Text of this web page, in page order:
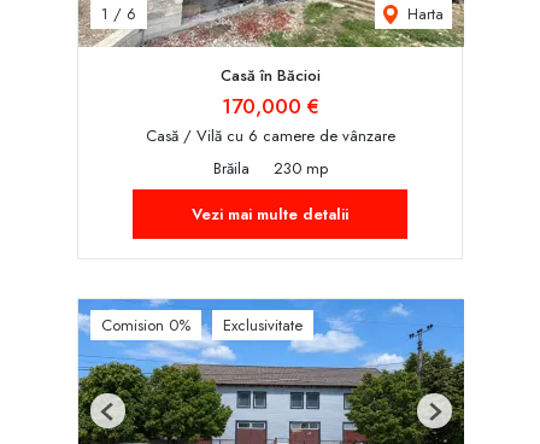
1 / 6 Harta
Casă în Băcioi
170,000 €
Casă / Vilă cu 6 camere de vânzare
Brăila
230 mp
Vezi mai multe detalii
Comision 0% Exclusivitate
Previous Next